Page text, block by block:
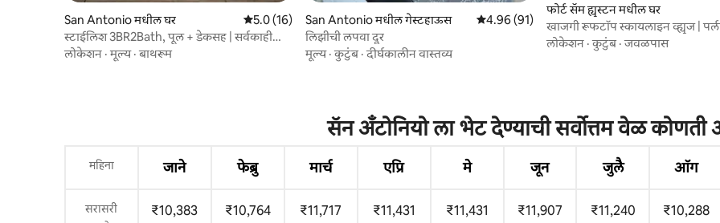
San Antonio मधील घर 5 पैकी 5.0 सरासरी रेटिंग, 16 रिव्ह्यूज
5.0 (16)
स्टाईलिश 3BR2Bath, पूल + डेकसह | सर्वकाही
जवळपास
लोकेशन ·मूल्य·बाथरूम
San Antonio मधील गेस्टहाऊस 5 पैकी 4.96 सरासरी रेटिंग, 91 रिव्ह्यूज
4.96 (91)
लिझीची लपवा दूर
मूल्य·कुटुंब·दीर्घकालीन वास्तव्य
फोर्ट सॅम ह्यूस्टन मधील घर
खाजगी रूफटॉप स्कायलाइन व्ह्यूज |
जा
लोकेशन ·कुटुंब·जवळपास
सॅन अँटोनियो ला भेट देण्याची सर्वोत्तम वेळ
महिना जाने फेब्रु मार्च एप्रि मे जून जुलै ऑग
सरासरी
₹10,383 ₹10,764 ₹11,717 ₹11,431 ₹11,431 ₹11,907 ₹11,240 ₹10,288